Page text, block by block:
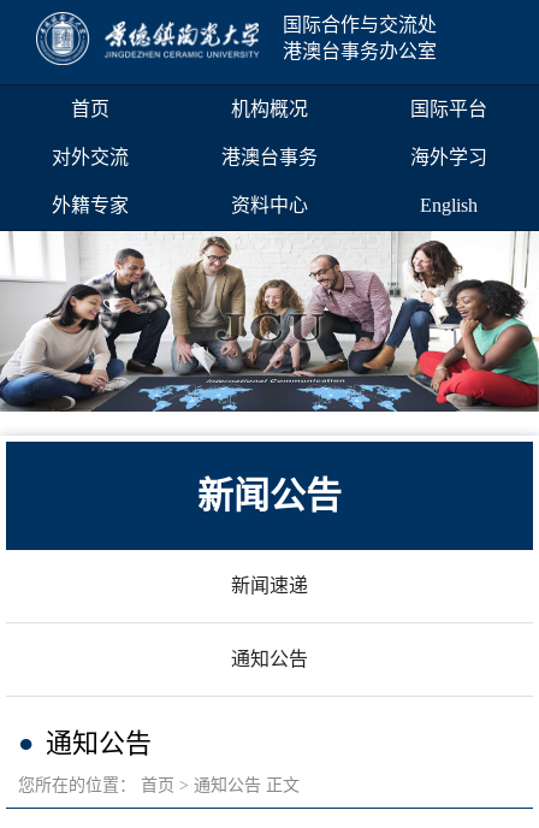
国际合作与交流处
港澳台事务办公室
首页 机构概况 国际平台
对外交流 港澳台事务 海外学习
外籍专家 资料中心 English
新闻公告
新闻速递
通知公告
通知公告
您所在的位置： 首页 通知公告 正文